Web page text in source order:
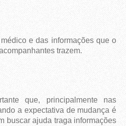
e das informações que o
trazem.
que, principalmente nas
a expectativa de mudança é
buscar ajuda traga informações